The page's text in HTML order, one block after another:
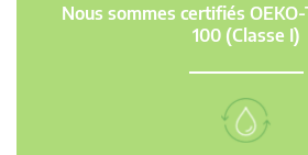
Nous sommes certifiés
100 (Classe I)